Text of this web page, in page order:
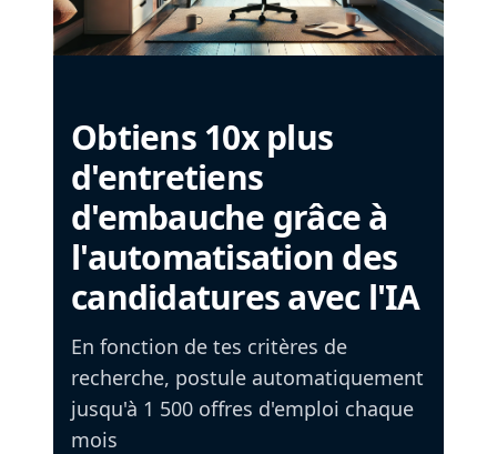
Obtiens 10x plus
d'entretiens
d'embauche grâce à
l'automatisation des
candidatures avec l'IA
En fonction de tes critères de
recherche, postule automatiquement
jusqu'à 1 500 offres d'emploi chaque
mois